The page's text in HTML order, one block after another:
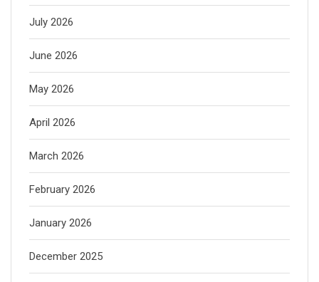
July 2026
June 2026
May 2026
April 2026
March 2026
February 2026
January 2026
December 2025